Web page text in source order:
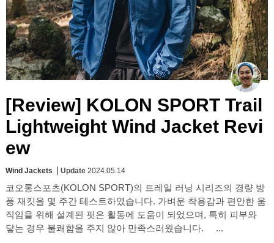
[Review] KOLON SPORT Trail
Lightweight Wind Jacket Revi
ew
Wind Jackets Update 2024.05.14
코오롱스포츠(KOLON SPORT)의 트레일 러닝 시리즈의 경량 방
풍 재킷을 몇 주간 테스트하였습니다. 가벼운 착용감과 편안한 움
직임을 위해 설계된 핏은 활동에 도움이 되었으며, 특히 피부와
닿는 경우 불쾌함을 주지 않아 만족스러웠습니다. ...